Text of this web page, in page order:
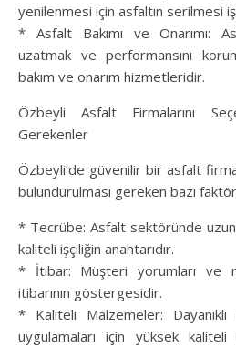
yenilenmesi için asfaltın serilmesi
* Asfalt Bakımı ve Onarımı:
uzatmak ve performansını
bakım ve onarım hizmetleridir.
Özbeyli Asfalt Firmalarını
Gerekenler
Özbeyli’de güvenilir bir asfalt
bulundurulması gereken bazı
* Tecrübe: Asfalt sektöründe
kaliteli işçiliğin anahtarıdır.
* İtibar: Müşteri yorumları ve
itibarının göstergesidir.
* Kaliteli Malzemeler:
uygulamaları için yüksek kaliteli